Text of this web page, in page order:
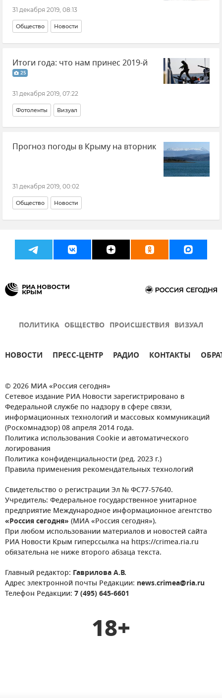
31 декабря 2019, 08:13
Общество Новости
Итоги года: что нам принес 2019-й
25
31 декабря 2019, 07:22
Фотоленты Визуал
Прогноз погоды в Крыму на вторник
31 декабря 2019, 00:02
Общество Новости
ПОЛИТИКА ОБЩЕСТВО ПРОИСШЕСТВИЯ ВИЗУАЛ
НОВОСТИ ПРЕСС-ЦЕНТР РАДИО КОНТАКТЫ
© 2026 МИА «Россия сегодня»
Сетевое издание РИА Новости зарегистрировано в
Федеральной службе по надзору в сфере связи,
информационных технологий и массовых коммуникаций
(Роскомнадзор) 08 апреля 2014 года.
Политика использования Cookie и автоматического
логирования
Политика конфиденциальности (ред. 2023 г.)
Правила применения рекомендательных технологий
Свидетельство о регистрации Эл № ФС77-57640.
Учредитель: Федеральное государственное унитарное
предприятие Международное информационное агентство
«Россия сегодня» (МИА «Россия сегодня»).
При любом использовании материалов и новостей сайта
РИА Новости Крым гиперссылка на https://crimea.ria.ru
обязательна не ниже второго абзаца текста.
Главный редактор: Гаврилова А.В.
Адрес электронной почты Редакции: news.crimea@ria.ru
Телефон Редакции: 7 (495) 645-6601
18+